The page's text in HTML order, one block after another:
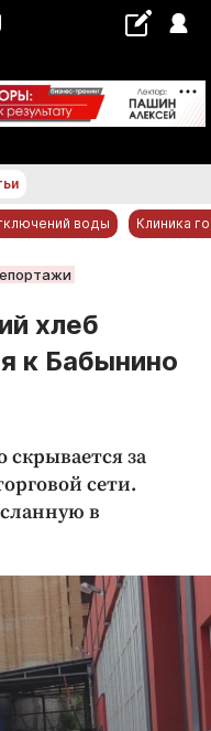
°С
воды Клиника
хлеб
к Бабынино
за
сети.
в